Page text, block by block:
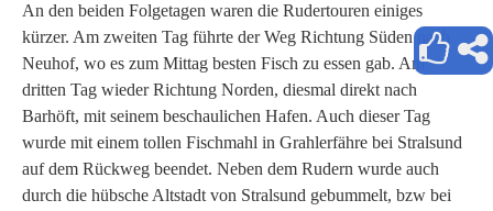
An den beiden Folgetagen waren die Rudertouren einiges
kürzer. Am zweiten Tag führte der Weg Richtung Süden nach
Neuhof, wo es zum Mittag besten Fisch zu essen gab. Am
dritten Tag wieder Richtung Norden, diesmal direkt nach
Barhöft, mit seinem beschaulichen Hafen. Auch dieser Tag
wurde mit einem tollen Fischmahl in Grahlerfähre bei Stralsund
auf dem Rückweg beendet. Neben dem Rudern wurde auch
durch die hübsche Altstadt von Stralsund gebummelt, bzw bei